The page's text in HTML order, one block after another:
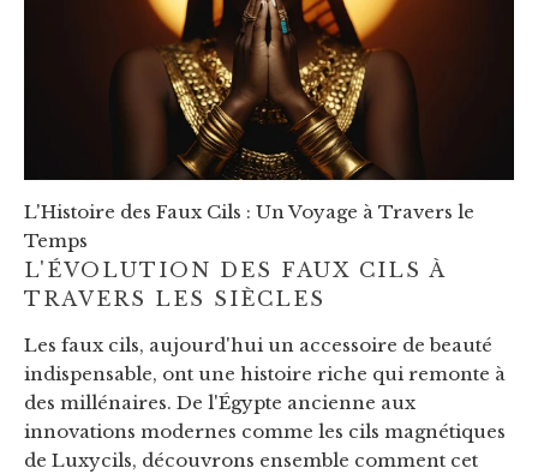
L'Histoire des Faux Cils : Un Voyage à Travers le
Temps
L'ÉVOLUTION DES FAUX CILS À
TRAVERS LES SIÈCLES
Les faux cils, aujourd'hui un accessoire de beauté
indispensable, ont une histoire riche qui remonte à
des millénaires. De l'Égypte ancienne aux
innovations modernes comme les cils magnétiques
de Luxycils, découvrons ensemble comment cet